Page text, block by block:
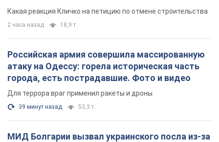
небоскреба "московского верующего"
Какая реакция Кличко на петицию по отмене строительства
2 часа назад 18,9 т.
Российская армия совершила массированную
атаку на Одессу: горела историческая часть
города, есть пострадавшие. Фото и видео
Для террора враг применил ракеты и дроны
39 минут назад 53,3 т.
МИД Болгарии вызвал украинского посла из-за